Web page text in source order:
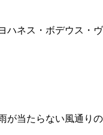
ス・ボデウス・ヴ
当たらない風通りの